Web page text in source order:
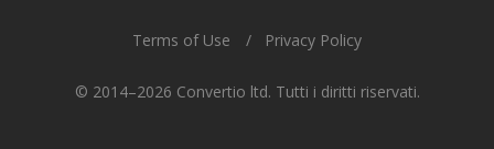
© 2014–2026 Convertio ltd. Tutti i diritti riservati.
Terms of Use Privacy Policy